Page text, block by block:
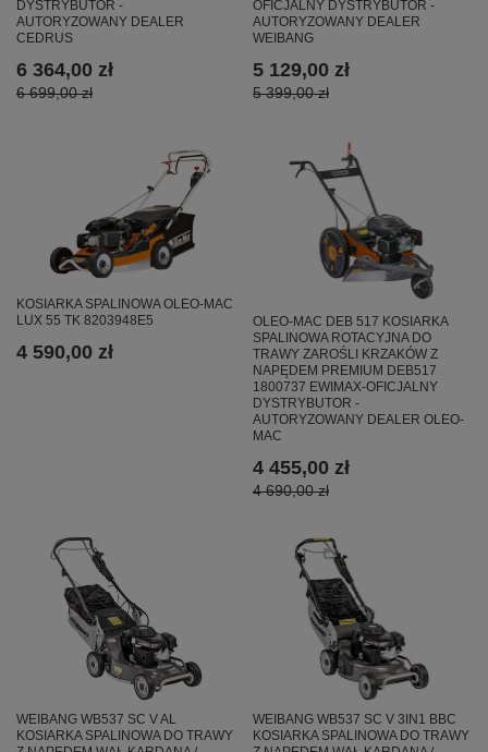
DYSTRYBUTOR -
AUTORYZOWANY DEALER
CEDRUS
6 364,00 zł
6 699,00 zł
OFICJALNY DYSTRYBUTOR -
AUTORYZOWANY DEALER
WEIBANG
5 129,00 zł
5 399,00 zł
KOSIARKA SPALINOWA OLEO-MAC
LUX 55 TK 8203948E5
4 590,00 zł
OLEO-MAC DEB 517 KOSIARKA
SPALINOWA ROTACYJNA DO
TRAWY ZAROŚLI KRZAKÓW Z
NAPĘDEM PREMIUM DEB517
1800737 EWIMAX-OFICJALNY
DYSTRYBUTOR -
AUTORYZOWANY DEALER OLEO-
MAC
4 455,00 zł
4 690,00 zł
WEIBANG WB537 SC V AL
KOSIARKA SPALINOWA DO TRAWY
WEIBANG WB537 SC V 3IN1 BBC
KOSIARKA SPALINOWA DO TRAWY